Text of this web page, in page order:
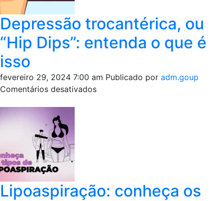
Depressão trocantérica, ou
“Hip Dips”: entenda o que é
isso
fevereiro 29, 2024 7:00 am Publicado por adm.goup
Comentários desativadosem
é
Lipoaspiração: conheça os